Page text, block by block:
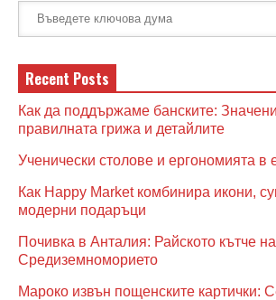
Recent Posts
Как да поддържаме банските:
правилната грижа и детайлите
Ученически столове и ергономията в
Как Happy Market комбинира икони,
модерни подаръци
Почивка в Анталия: Райското кътче на
Средиземноморието
Мароко извън пощенските картички: